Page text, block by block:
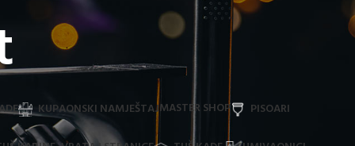
KUPAONSKI NAMJEŠTAJMASTER SHOP PISOARI